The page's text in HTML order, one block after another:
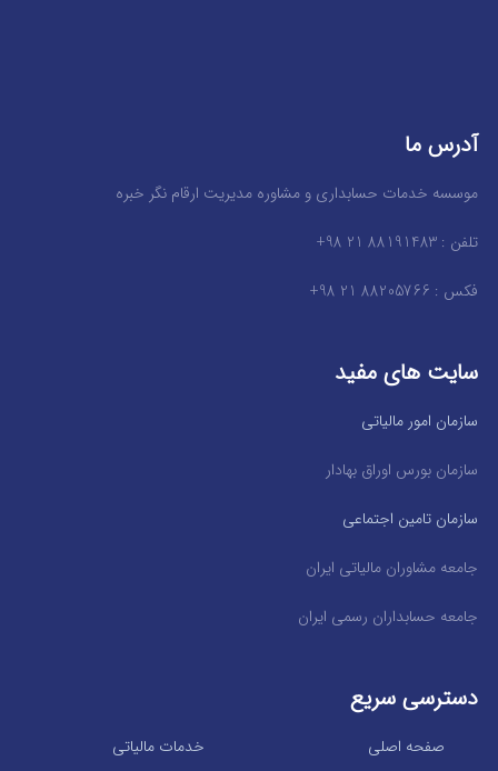
آدرس ما
موسسه خدمات حسابداری و مشاوره مدیریت ارقام نگر خبره
تلفن : 88191483 21 98+
فکس : 88205766 21 98+
سایت های مفید
سازمان امور مالیاتی
سازمان بورس اوراق بهادار
سازمان تامین اجتماعی
جامعه مشاوران مالیاتی ایران
جامعه حسابداران رسمی ایران
دسترسی سریع
خدمات مالیاتی صفحه اصلی